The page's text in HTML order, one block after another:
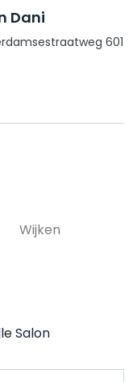
Dani
601
Wijken
Salon